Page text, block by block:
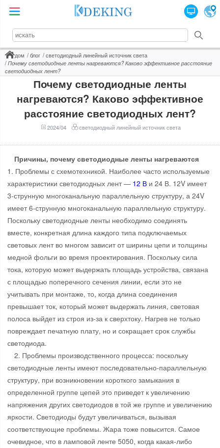
дом блог
светодиодный линейный источник света
Почему светодиодные ленты нагреваются? Каково эффективное расстояние
светодиодных лент?
Почему светодиодные ленты
нагреваются? Каково эффективное
расстояние светодиодных лент?
2024/04 светодиодный линейный источник света
Причины, почему светодиодные ленты нагреваются
1. Проблемы с схемотехникой. Наиболее часто используемые
характеристики светодиодных лент — 12 В и 24 В. 12V имеет
3-струнную многоканальную параллельную структуру, а 24V
имеет 6-струнную многоканальную параллельную структуру.
Поскольку светодиодные ленты необходимо соединять
вместе, конкретная длина каждого типа подключаемых
световых лент во многом зависит от ширины цепи и толщины
медной фольги во время проектирования. Поскольку сила
тока, которую может выдержать площадь устройства, связана
с площадью поперечного сечения линии, если это не
учитывать при монтаже, то, когда длина соединения
превышает ток, который может выдержать линия, световая
полоса выйдет из строя из-за к сверхтоку. Нагрев не только
повреждает печатную плату, но и сокращает срок службы
светодиода.
2. Проблемы производственного процесса: поскольку
светодиодные ленты имеют последовательно-параллельную
структуру, при возникновении короткого замыкания в
определенной группе цепей это приведет к увеличению
напряжения других светодиодов в той же группе и увеличению
яркости. Светодиоды будут увеличиваться, вызывая
соответствующие проблемы. Жара тоже повысится. Самое
очевидное, что в ламповой ленте 5050, когда какая-либо